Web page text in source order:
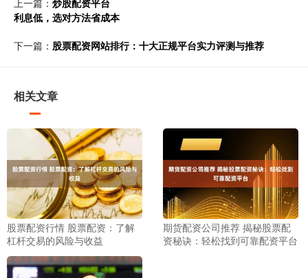
上一篇： 炒股配资平台
利息低，选对方法省成本
下一篇： 股票配资网站排行：十大正规平台实力评测与推荐
相关文章
股票配资行情 股票配资：了解
杠杆交易的风险与收益
期货配资公司推荐 揭秘股票配
资秘诀：轻松找到可靠配资平台